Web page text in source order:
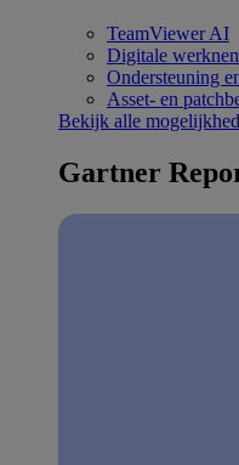
TeamViewer AI
Digitale
Ondersteuning
Asset- en
Bekijk alle
Gartner